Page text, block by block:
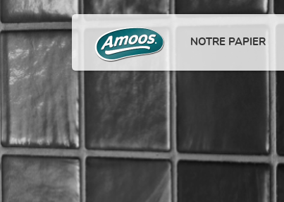
NOTRE PAPIER